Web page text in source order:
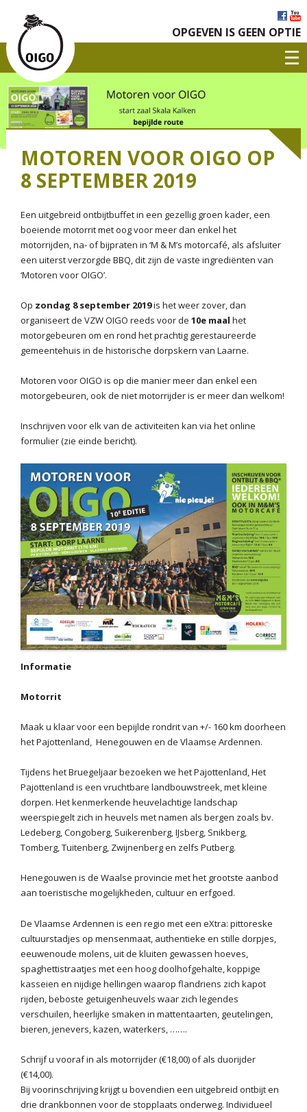
OPGEVEN IS GEEN OPTIE
MOTOREN VOOR OIGO OP
8 SEPTEMBER 2019
Een uitgebreid ontbijtbuffet in een gezellig groen kader, een
boeiende motorrit met oog voor meer dan enkel het
motorrijden, na- of bijpraten in ‘M & M’s motorcafé, als afsluiter
een uiterst verzorgde BBQ, dit zijn de vaste ingrediënten van
‘Motoren voor OIGO’.
Op zondag 8 september 2019is het weer zover, dan
organiseert de VZW OIGO reeds voor de10e maal het
motorgebeuren om en rond het prachtig gerestaureerde
gemeentehuis in de historische dorpskern van Laarne.
Motoren voor OIGO is op die manier meer dan enkel een
motorgebeuren, ook de niet motorrijder is er meer dan welkom!
Inschrijven voor elk van de activiteiten kan via het online
formulier (zie einde bericht).
Informatie
Motorrit
Maak u klaar voor een bepijlde rondrit van +/- 160 km doorheen
het Pajottenland, Henegouwen en de Vlaamse Ardennen.
Tijdens het Bruegeljaar bezoeken we het Pajottenland, Het
Pajottenland is een vruchtbare landbouwstreek, met kleine
dorpen. Het kenmerkende heuvelachtige landschap
weerspiegelt zich in heuvels met namen als bergen zoals bv.
Ledeberg, Congoberg, Suikerenberg, IJsberg, Snikberg,
Tomberg, Tuitenberg, Zwijnenberg en zelfs Putberg.
Henegouwen is de Waalse provincie met het grootste aanbod
aan toeristische mogelijkheden, cultuur en erfgoed.
De Vlaamse Ardennen is een regio met een eXtra: pittoreske
cultuurstadjes op mensenmaat, authentieke en stille dorpjes,
eeuwenoude molens, uit de kluiten gewassen hoeves,
spaghettistraatjes met een hoog doolhofgehalte, koppige
kasseien en nijdige hellingen waarop flandriens zich kapot
rijden, beboste getuigenheuvels waar zich legendes
verschuilen, heerlijke smaken in mattentaarten, geutelingen,
bieren, jenevers, kazen, waterkers, …….
Schrijf u vooraf in als motorrijder (€18,00) of als duorijder
(€14,00).
Bij voorinschrijving krijgt u bovendien een uitgebreid ontbijt en
drie drankbonnen voor de stopplaats onderweg. Individueel